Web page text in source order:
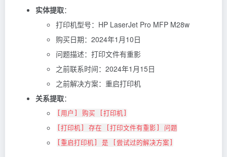
实体提取：
打印机型号：HP LaserJet Pro MFP M28w
购买日期：2024年1月10日
问题描述：打印文件有重影
之前联系时间：2024年1月15日
之前解决方案：重启打印机
关系提取：
[用户] 购买 [打印机]
[打印机] 存在 [打印文件有重影] 问题
[重启打印机] 是 [尝试过的解决方案]